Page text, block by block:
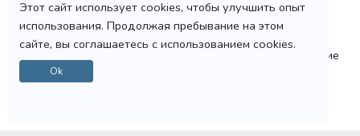
Помимо алкоголя, триггеры включают солнечный свет,
стресс и кофеин.
Лечение затруднительно, направлено на предотвращение
известных триггеров и применение кремов для
Этот сайт использует cookies, чтобы улучшить опыт
использования. Продолжая пребывание на этом
сайте, вы соглашаетесь с использованием cookies.
Ok